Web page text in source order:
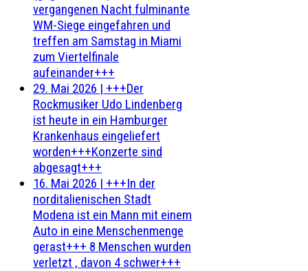
vergangenen Nacht fulminante
WM-Siege eingefahren und
treffen am Samstag in Miami
zum Viertelfinale
aufeinander+++
29. Mai 2026 | +++Der
Rockmusiker Udo Lindenberg
ist heute in ein Hamburger
Krankenhaus eingeliefert
worden+++Konzerte sind
abgesagt+++
16. Mai 2026 | +++In der
norditalienischen Stadt
Modena ist ein Mann mit einem
Auto in eine Menschenmenge
gerast+++ 8 Menschen wurden
verletzt , davon 4 schwer+++